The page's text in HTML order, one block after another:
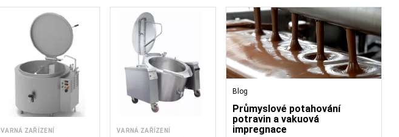
VARNÁ ZAŘÍZENÍ VARNÁ ZAŘÍZENÍ
Blog
Průmyslové potahování
potravin a vakuová
impregnace